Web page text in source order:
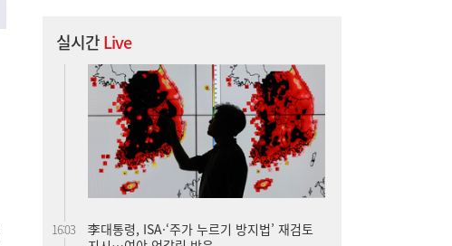
실시간Live
李대통령, ISA·‘주가 누르기 방지법’ 재검토
지시…여야 엇갈린 반응